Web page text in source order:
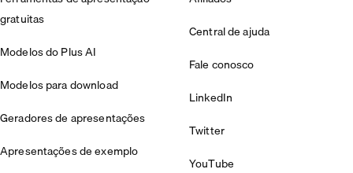
gratuitas
Modelos do Plus AI
Modelos para download
Geradores de apresentações
Apresentações de exemplo
Central de ajuda
Fale conosco
LinkedIn
Twitter
YouTube